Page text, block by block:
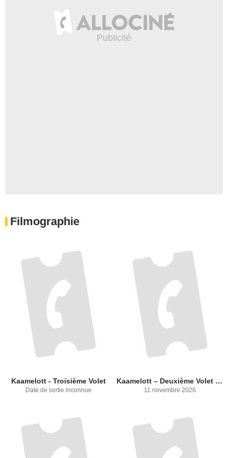
Filmographie
Kaamelott - Troisième Volet
Date de sortie inconnue
Kaamelott – Deuxième Volet [partie 2]
11 novembre 2026